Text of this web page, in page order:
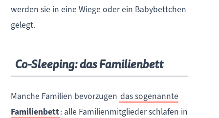
werden sie in eine Wiege oder ein Babybettchen
gelegt.
Co-Sleeping: das Familienbett
Manche Familien bevorzugen das sogenannte
Familienbett: alle Familienmitglieder schlafen in